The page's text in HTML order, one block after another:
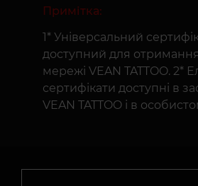
Примітка:
1* Універсальний
доступний для отримання
мережі VEAN TATTOO. 2*
сертифікати доступні в
VEAN TATTOO і в